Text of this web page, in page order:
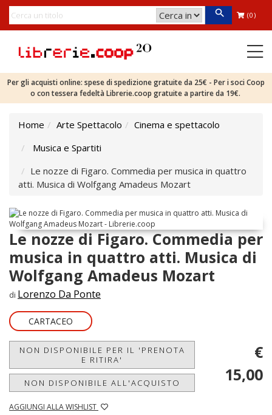
(0)
Per gli acquisti online: spese di spedizione gratuite da 25€ - Per i soci Coop
o con tessera fedeltà Librerie.coop gratuite a partire da 19€.
Home Arte Spettacolo
Cinema e spettacolo
Musica e Spartiti
Le nozze di Figaro. Commedia per musica in quattro
atti. Musica di Wolfgang Amadeus Mozart
Le nozze di Figaro. Commedia per
musica in quattro atti. Musica di
Wolfgang Amadeus Mozart
di Lorenzo Da Ponte
CARTACEO
NON DISPONIBILE PER IL 'PRENOTA
E RITIRA'
NON DISPONIBILE ALL'ACQUISTO
AGGIUNGI ALLA WISHLIST
€
15,00